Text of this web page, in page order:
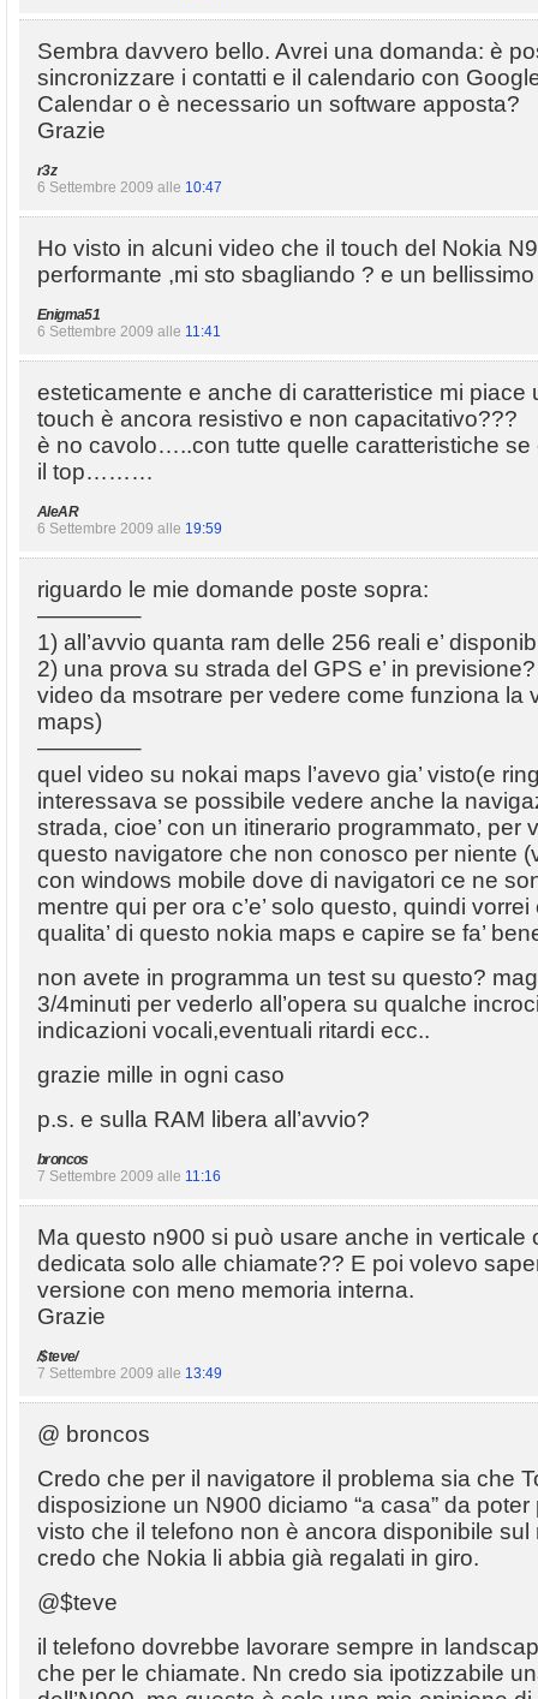
Sembra davvero bello. Avrei una domanda: è
sincronizzare i contatti e il calendario con
Calendar o è necessario un software apposta?
Grazie
r3z
6 Settembre 2009 alle 10:47
Ho visto in alcuni video che il touch del Nokia
performante ,mi sto sbagliando ? e un
Enigma51
6 Settembre 2009 alle 11:41
esteticamente e anche di caratteristice mi
touch è ancora resistivo e non capacitativo???
è no cavolo…..con tutte quelle caratteristiche se
il top………
AleAR
6 Settembre 2009 alle 19:59
riguardo le mie domande poste sopra:
————–
1) all’avvio quanta ram delle 256 reali e’
2) una prova su strada del GPS e’ in
video da msotrare per vedere come funziona la
maps)
————–
quel video su nokai maps l’avevo gia’ visto(e
interessava se possibile vedere anche la
strada, cioe’ con un itinerario programmato, per
questo navigatore che non conosco per niente
con windows mobile dove di navigatori ce ne
mentre qui per ora c’e’ solo questo, quindi
qualita’ di questo nokia maps e capire se fa’
non avete in programma un test su questo?
3/4minuti per vederlo all’opera su qualche
indicazioni vocali,eventuali ritardi ecc..
grazie mille in ogni caso
p.s. e sulla RAM libera all’avvio?
broncos
7 Settembre 2009 alle 11:16
Ma questo n900 si può usare anche in verticale
dedicata solo alle chiamate?? E poi volevo
versione con meno memoria interna.
Grazie
/$teve/
7 Settembre 2009 alle 13:49
@ broncos
Credo che per il navigatore il problema sia che
disposizione un N900 diciamo “a casa” da
visto che il telefono non è ancora disponibile
credo che Nokia li abbia già regalati in giro.
@$teve
il telefono dovrebbe lavorare sempre in
che per le chiamate. Nn credo sia ipotizzabile